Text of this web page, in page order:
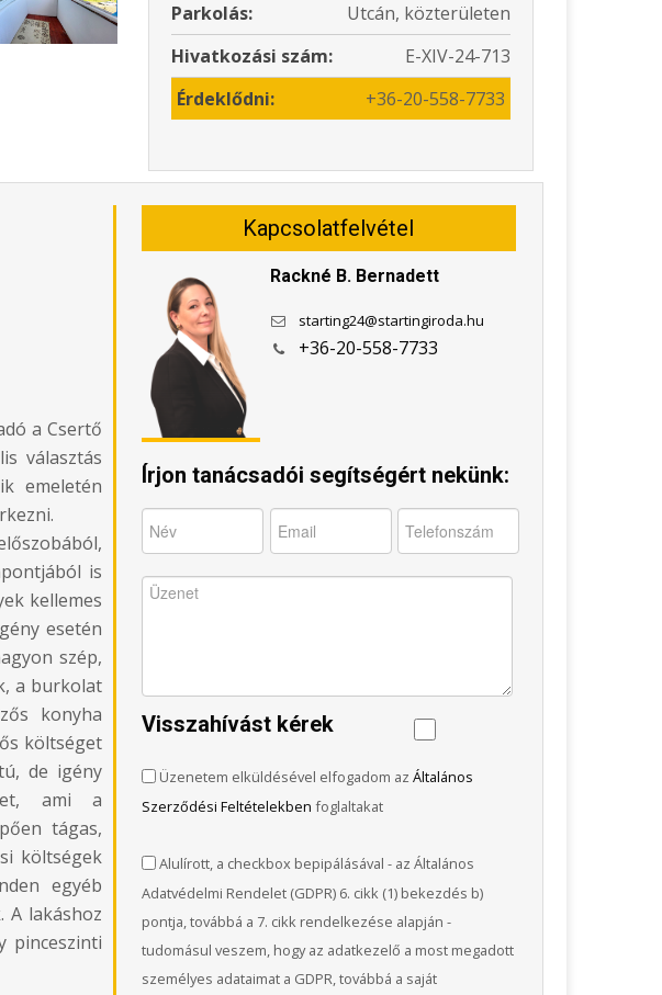
Parkolás:
Utcán, közterületen
Hivatkozási szám:
E-XIV-24-713
Érdeklődni:
+36-20-558-7733
a Csertő
választás
emeletén
is
kellemes
esetén
szép,
a burkolat
konyha
költséget
de igény
ami a
tágas,
költségek
egyéb
A lakáshoz
pinceszinti
Kapcsolatfelvétel
Rackné B. Bernadett
starting24@startingiroda.hu
+36-20-558-7733
Írjon tanácsadói segítségért nekünk:
Visszahívást kérek
Üzenetem elküldésével elfogadom azÁltalános
Szerződési Feltételekben foglaltakat
Alulírott, a checkbox bepipálásával - az Általános
Adatvédelmi Rendelet (GDPR) 6. cikk (1) bekezdés b)
pontja, továbbá a 7. cikk rendelkezése alapján -
tudomásul veszem, hogy az adatkezelő a most megadott
személyes adataimat a GDPR, továbbá a saját